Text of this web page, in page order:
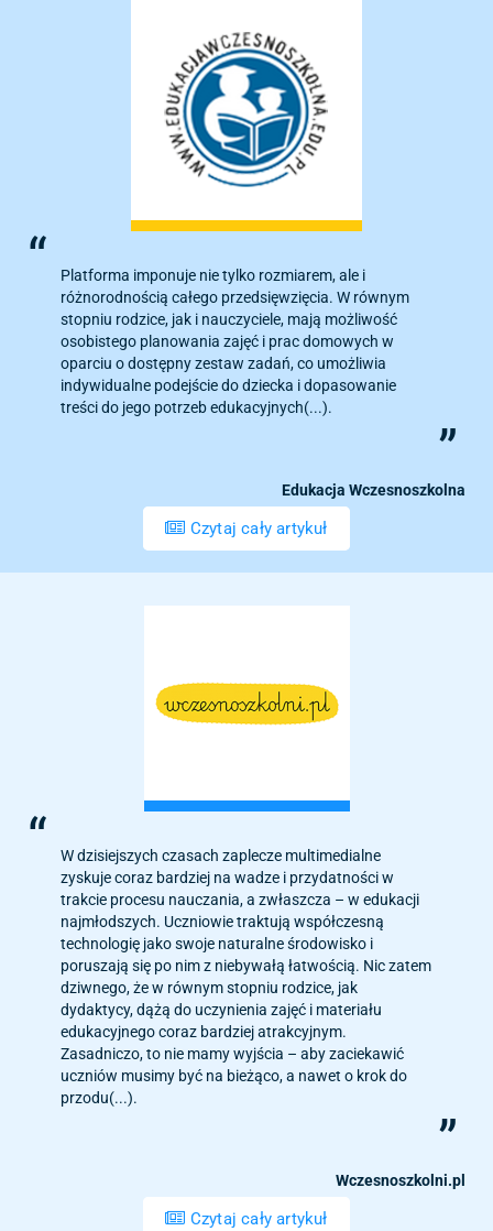
Platforma imponuje nie tylko rozmiarem, ale i
różnorodnością całego przedsięwzięcia. W równym
stopniu rodzice, jak i nauczyciele, mają możliwość
osobistego planowania zajęć i prac domowych w
oparciu o dostępny zestaw zadań, co umożliwia
indywidualne podejście do dziecka i dopasowanie
treści do jego potrzeb edukacyjnych(...).
Edukacja Wczesnoszkolna
Czytaj cały artykuł
W dzisiejszych czasach zaplecze multimedialne
zyskuje coraz bardziej na wadze i przydatności w
trakcie procesu nauczania, a zwłaszcza – w edukacji
najmłodszych. Uczniowie traktują współczesną
technologię jako swoje naturalne środowisko i
poruszają się po nim z niebywałą łatwością. Nic zatem
dziwnego, że w równym stopniu rodzice, jak
dydaktycy, dążą do uczynienia zajęć i materiału
edukacyjnego coraz bardziej atrakcyjnym.
Zasadniczo, to nie mamy wyjścia – aby zaciekawić
uczniów musimy być na bieżąco, a nawet o krok do
przodu(...).
Wczesnoszkolni.pl
Czytaj cały artykuł